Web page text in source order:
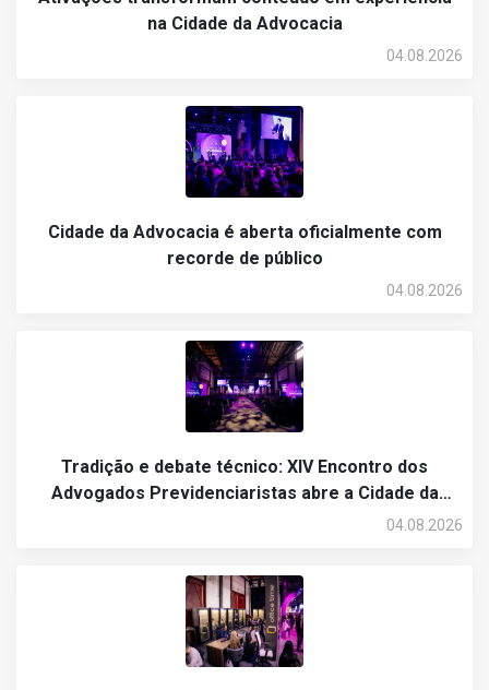
na Cidade da Advocacia
04.08.2026
Cidade da Advocacia é aberta oficialmente com
recorde de público
04.08.2026
Tradição e debate técnico: XIV Encontro dos
Advogados Previdenciaristas abre a Cidade da
04.08.2026